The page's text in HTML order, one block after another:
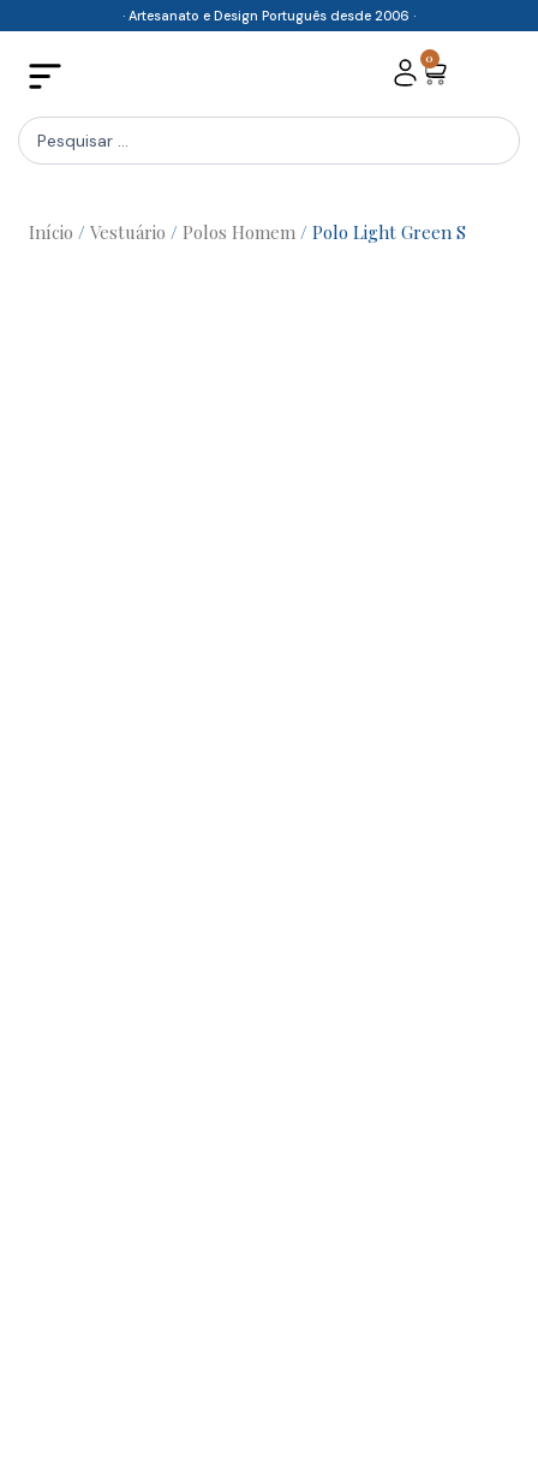
content
· Artesanato e Design Português desde 2006 ·
0
Cart
Search
...
Início / Vestuário / Polos Homem / Polo Light Green S